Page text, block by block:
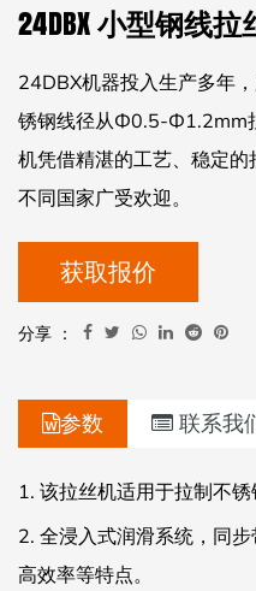
24DBX 小型钢线
24DBX机器投入生产多年
锈钢线径从Ф0.5-Ф1.2mm
机凭借精湛的工艺、稳定
不同国家广受欢迎。
获取报价
分享 ：
参数 联系我
1. 该拉丝机适用于拉制不锈
2. 全浸入式润滑系统，同步
高效率等特点。